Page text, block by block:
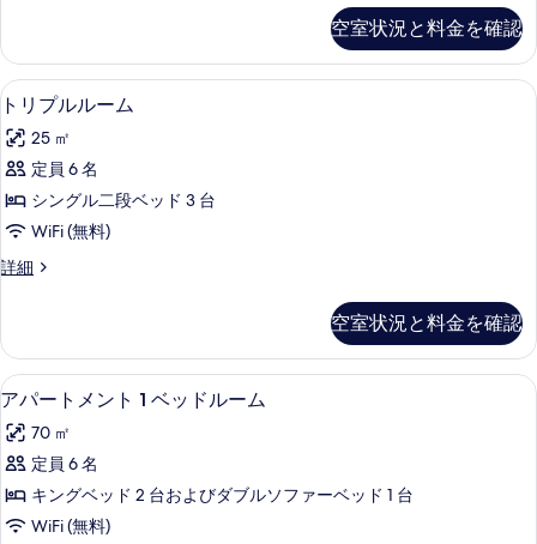
る
ド
ル
ー
ム
(複
数)
の
す
の
写
真
を
表
示
ー
ム
ベ
ド
ル
ム
(複
の
空室状況と料金を確認
ト
リ
プ
ル
ル
ム
す
べ
て
の
写
真
を
7
トリプルルーム
25 ㎡
定員 6 名
シングル二段ベッド 3 台
WiFi (無料)
詳細
ト
ル
ー
ム
詳
細
空室状況と料金を確認
ア
パ
ー
ト
メ
アパートメント 1 ベッドルーム | デ
13
アパートメント 1 ベッドルーム
70 ㎡
定員 6 名
キングベッド 2 台およびダブルソファーベッド 1 台
WiFi (無料)